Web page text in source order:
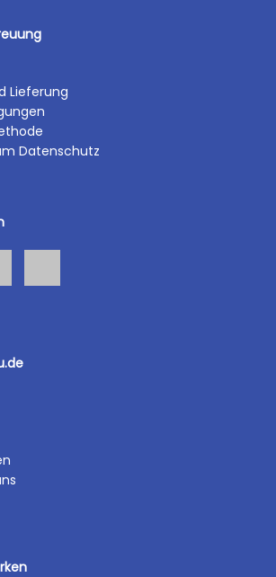
Lieferung
Datenschutz